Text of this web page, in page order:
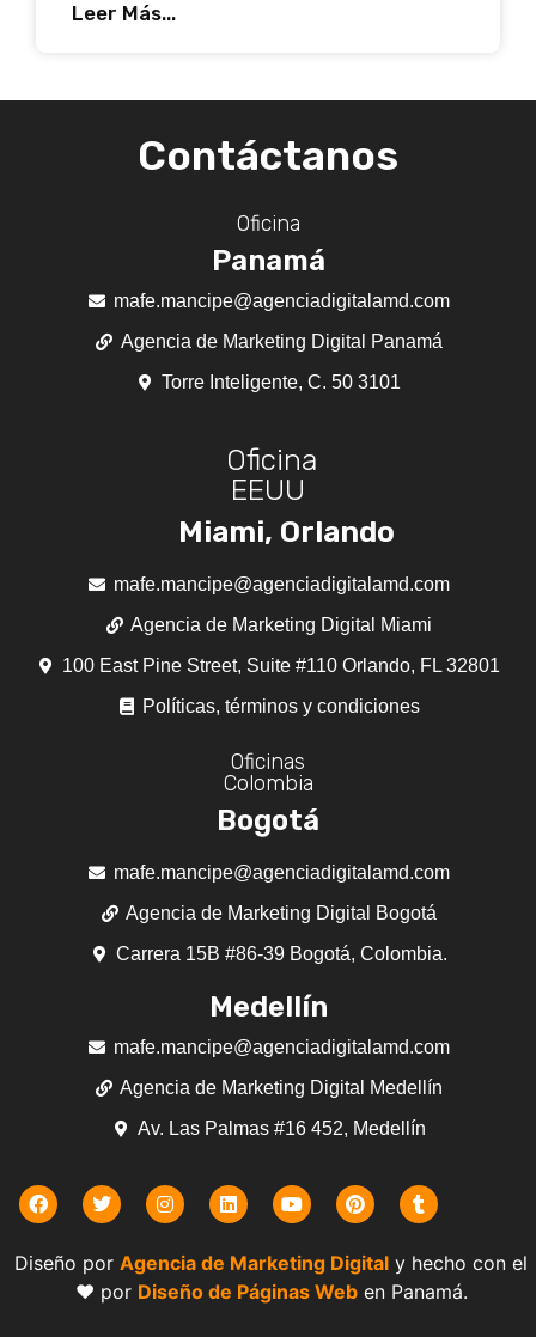
Leer Más...
Contáctanos
Oficina
Panamá
mafe.mancipe@agenciadigitalamd.com
Agencia de Marketing Digital Panamá
Torre Inteligente, C. 50 3101
Oficina
EEUU
Miami, Orlando
mafe.mancipe@agenciadigitalamd.com
Agencia de Marketing Digital Miami
100 East Pine Street, Suite #110 Orlando, FL 32801
Políticas, términos y condiciones
Oficinas
Colombia
Bogotá
mafe.mancipe@agenciadigitalamd.com
Agencia de Marketing Digital Bogotá
Carrera 15B #86-39 Bogotá, Colombia.
Medellín
mafe.mancipe@agenciadigitalamd.com
Agencia de Marketing Digital Medellín
Av. Las Palmas #16 452, Medellín
Diseño por Agencia de Marketing Digital y hecho con el
❤️ por Diseño de Páginas Weben Panamá.